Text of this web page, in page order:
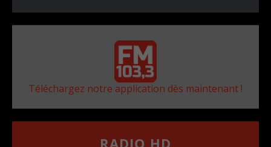
Téléchargez notre application dès maintenant !